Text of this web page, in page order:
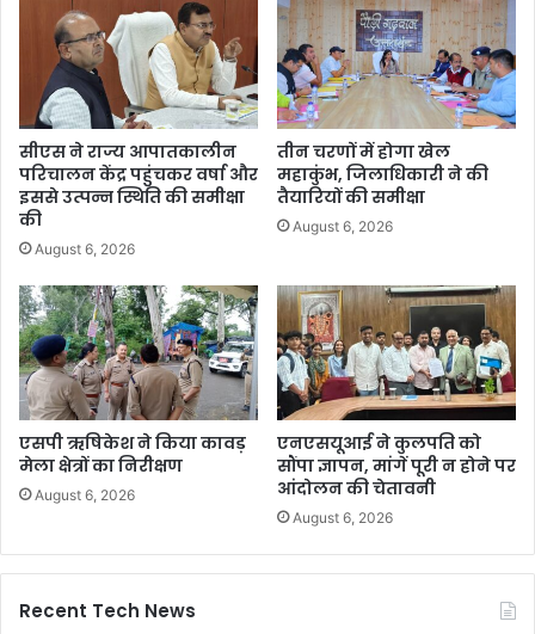
सीएस ने राज्य आपातकालीन
परिचालन केंद्र पहुंचकर वर्षा और
इससे उत्पन्न स्थिति की समीक्षा
की
August 6, 2026
तीन चरणों में होगा खेल
महाकुंभ, जिलाधिकारी ने की
तैयारियों की समीक्षा
August 6, 2026
एसपी ऋषिकेश ने किया कावड़
मेला क्षेत्रों का निरीक्षण
August 6, 2026
एनएसयूआई ने कुलपति को
सौंपा ज्ञापन, मांगें पूरी न होने पर
आंदोलन की चेतावनी
August 6, 2026
Recent Tech News